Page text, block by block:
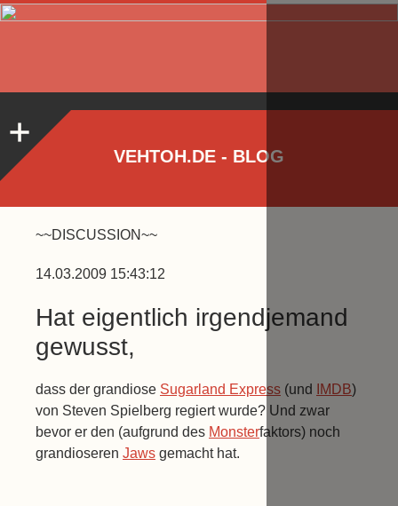
VEHTOH.DE - BLOG
~~DISCUSSION~~
14.03.2009 15:43:12
Hat eigentlich irgendjemand
gewusst,
dass der grandiose Sugarland Express (und IMDB)
von Steven Spielberg regiert wurde? Und zwar
bevor er den (aufgrund des Monsterfaktors) noch
grandioseren Jaws gemacht hat.